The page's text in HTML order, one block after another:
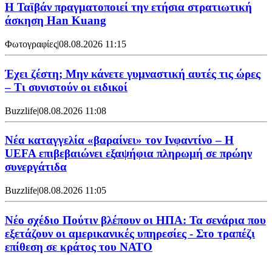
Η Ταϊβάν πραγματοποιεί την ετήσια στρατιωτική
άσκηση Han Kuang
Φωτογραφίες|08.08.2026 11:15
Έχει ζέστη; Μην κάνετε γυμναστική αυτές τις ώρες
– Τι συνιστούν οι ειδικοί
Buzzlife|08.08.2026 11:08
Νέα καταγγελία «βαραίνει» τον Ινφαντίνο – Η
UEFA επιβεβαιώνει εξαψήφια πληρωμή σε πρώην
συνεργάτιδα
Buzzlife|08.08.2026 11:05
Νέο σχέδιο Πούτιν βλέπουν οι ΗΠΑ: Τα σενάρια που
εξετάζουν οι αμερικανικές υπηρεσίες - Στο τραπέζι
επίθεση σε κράτος του ΝΑΤΟ